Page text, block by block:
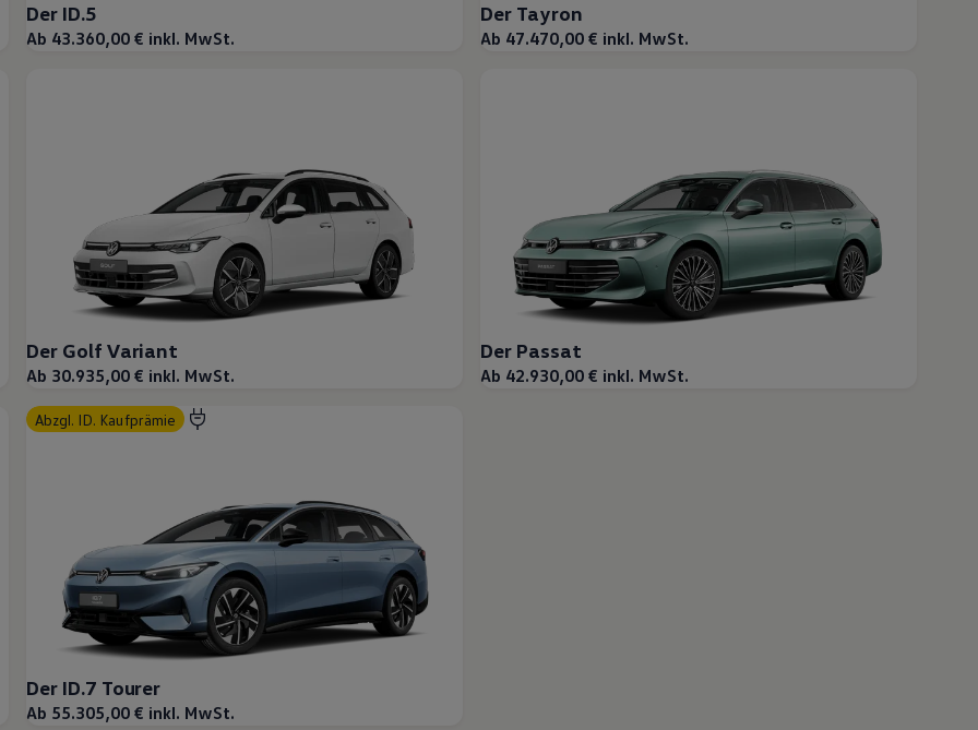
Der ID.5
Ab 43.360,00 € inkl. MwSt.
Der Tayron
Ab 47.470,00 € inkl. MwSt.
Der Golf Variant
Ab 30.935,00 € inkl. MwSt.
Der Passat
Ab 42.930,00 € inkl. MwSt.
abzgl. ID. Kaufprämie
Der ID.7 Tourer
Ab 55.305,00 € inkl. MwSt.